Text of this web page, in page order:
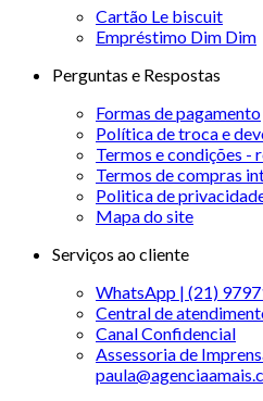
Cartão Le biscuit
Empréstimo Dim Dim
Perguntas e Respostas
Formas de pagamento
Política de troca e
Termos e condições -
Termos de compras
Politica de
Mapa do site
Serviços ao cliente
WhatsApp | (21)
Central de
Canal Confidencial
Assessoria de